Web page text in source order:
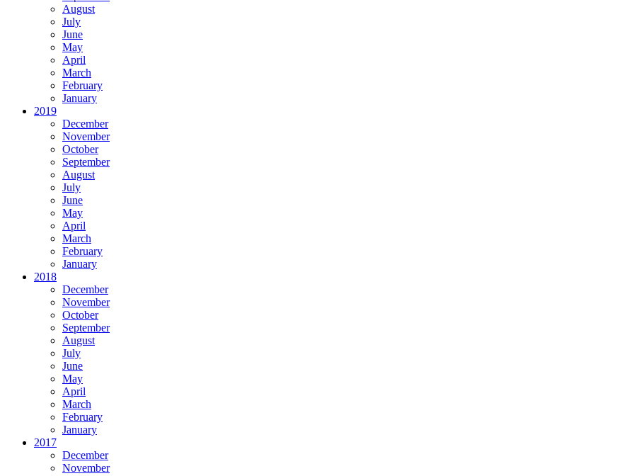
August
July
June
May
April
March
February
January
2019
December
November
October
September
August
July
June
May
April
March
February
January
2018
December
November
October
September
August
July
June
May
April
March
February
January
2017
December
November